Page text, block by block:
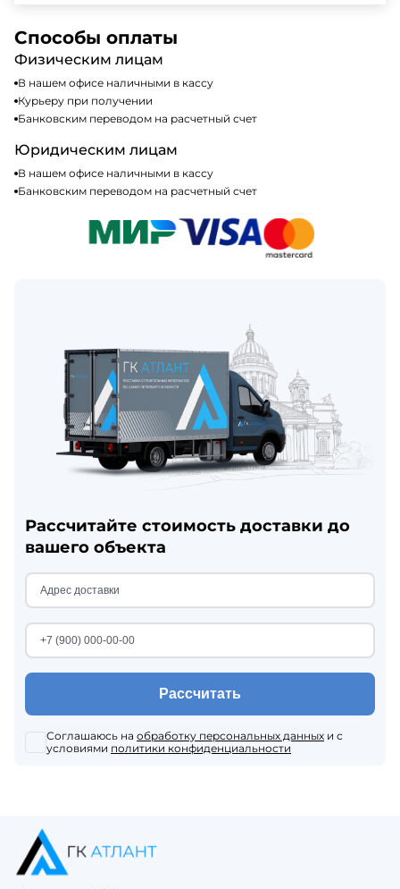
налогообложения, т.е с НДС 20%
Способы оплаты
Физическим лицам
В нашем офисе наличными в кассу
Курьеру при получении
Банковским переводом на расчетный счет
Юридическим лицам
В нашем офисе наличными в кассу
Банковским переводом на расчетный счет
Рассчитайте стоимость доставки до
вашего объекта
Рассчитать
Соглашаюсь на обработку персональных данных и с
условиями политики конфиденциальности